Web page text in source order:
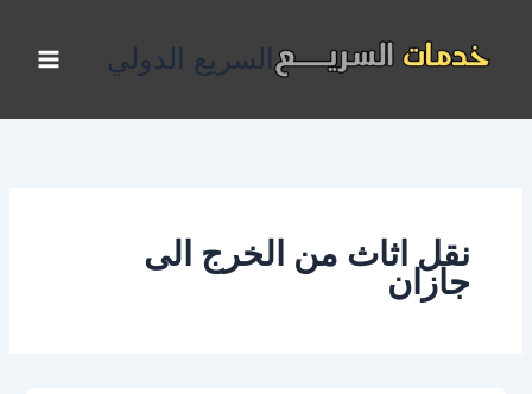
المحتوى
السريع الدولي
نقل اثاث من الخرج الى
جازان